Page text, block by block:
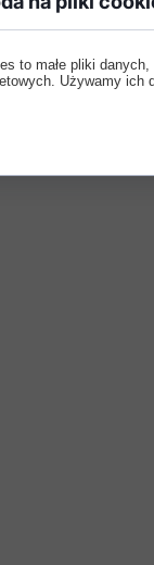
to małe pliki
Używamy ich